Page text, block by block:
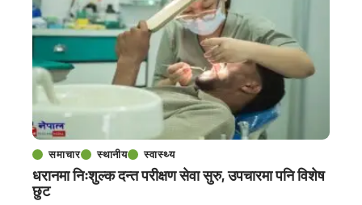
समाचार स्थानीय स्वास्थ्य
धरानमा निःशुल्क दन्त परीक्षण सेवा सुरु, उपचारमा पनि विशेष
छुट